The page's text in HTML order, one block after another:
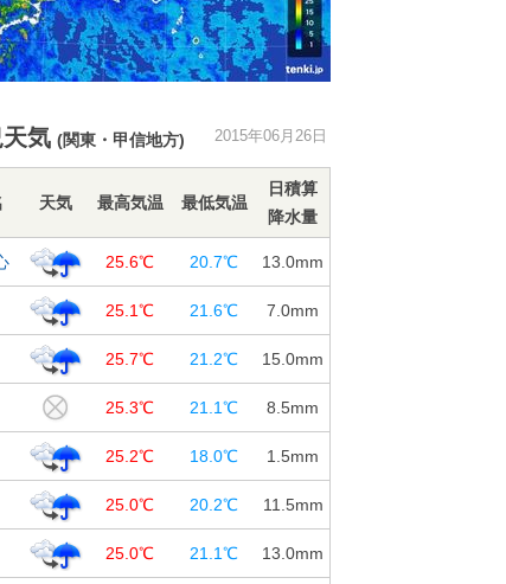
気 (関東・甲信地方) 2015年06月26日
天気 最高気温 最低気温
日積算
降水量
25.6℃ 20.7℃ 13.0mm
25.1℃ 21.6℃ 7.0mm
25.7℃ 21.2℃ 15.0mm
25.3℃ 21.1℃ 8.5mm
25.2℃ 18.0℃ 1.5mm
25.0℃ 20.2℃ 11.5mm
25.0℃ 21.1℃ 13.0mm